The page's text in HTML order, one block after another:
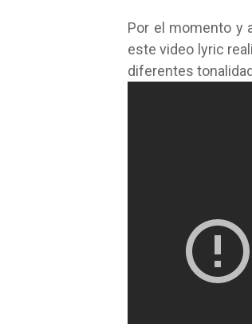
Por el momento y
este video lyric
diferentes